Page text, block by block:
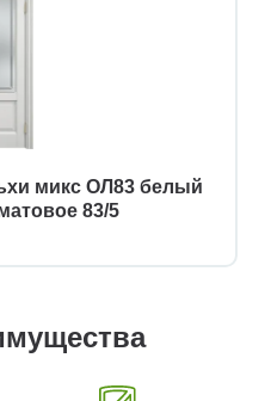
микс ОЛ83 белый
83/5